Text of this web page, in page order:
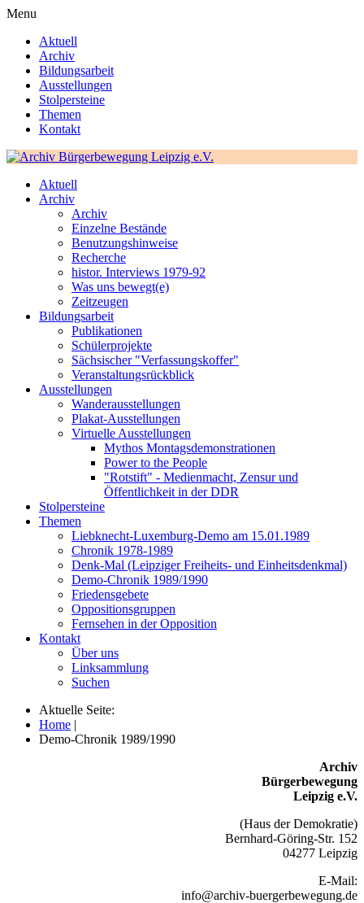
Menu
Aktuell
Archiv
Bildungsarbeit
Ausstellungen
Stolpersteine
Themen
Kontakt
Aktuell
Archiv
Archiv
Einzelne Bestände
Benutzungshinweise
Recherche
histor. Interviews 1979-92
Was uns bewegt(e)
Zeitzeugen
Bildungsarbeit
Publikationen
Schülerprojekte
Sächsischer "Verfassungskoffer"
Veranstaltungsrückblick
Ausstellungen
Wanderausstellungen
Plakat-Ausstellungen
Virtuelle Ausstellungen
Mythos Montagsdemonstrationen
Power to the People
"Rotstift" - Medienmacht, Zensur und
Öffentlichkeit in der DDR
Stolpersteine
Themen
Liebknecht-Luxemburg-Demo am 15.01.1989
Chronik 1978-1989
Denk-Mal (Leipziger Freiheits- und Einheitsdenkmal)
Demo-Chronik 1989/1990
Friedensgebete
Oppositionsgruppen
Fernsehen in der Opposition
Kontakt
Über uns
Linksammlung
Suchen
Aktuelle Seite:
Home |
Demo-Chronik 1989/1990
Archiv
Bürgerbewegung
Leipzig e.V.
(Haus der Demokratie)
Bernhard-Göring-Str. 152
04277 Leipzig
E-Mail:
info@archiv-buergerbewegung.de